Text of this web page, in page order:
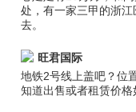
处，有一家三甲的浙
去。
旺君国际
地铁2号线上盖吧？位
知道出售或者租赁价格